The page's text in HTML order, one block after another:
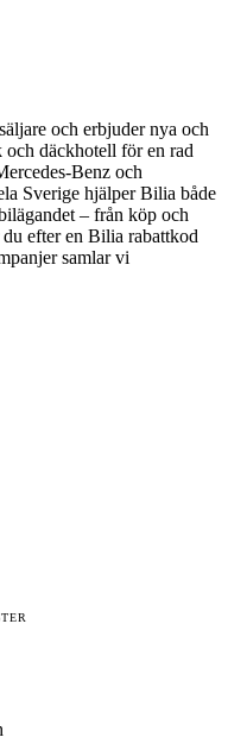
och erbjuder nya och
och däckhotell för en rad
Benz och
Sverige hjälper Bilia både
– från köp och
efter en Bilia rabattkod
samlar vi